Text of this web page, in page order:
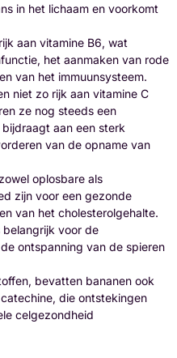
in het lichaam en voorkomt
aan vitamine B6, wat
het aanmaken van rode
van het immuunsysteem.
niet zo rijk aan vitamine C
ze nog steeds een
aan een sterk
van de opname van
oplosbare als
zijn voor een gezonde
van het cholesterolgehalte.
belangrijk voor de
ontspanning van de spieren
bevatten bananen ook
die ontstekingen
celgezondheid